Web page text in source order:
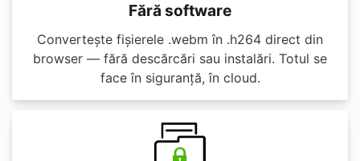
Fără software
Convertește fișierele .webm în .h264 direct din
browser — fără descărcări sau instalări. Totul se
face în siguranță, în cloud.